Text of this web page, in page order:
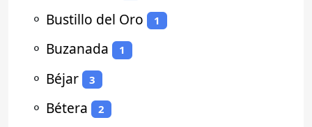
⚬ Bustillo del Oro 1
⚬ Buzanada 1
⚬ Béjar 3
⚬ Bétera 2